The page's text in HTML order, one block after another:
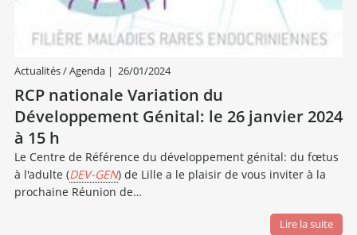
Actualités / Agenda| 26/01/2024
RCP nationale Variation du
Développement Génital: le 26 janvier 2024
à 15 h
Le Centre de Référence du développement génital: du fœtus
à l'adulte (DEV-GEN) de Lille a le plaisir de vous inviter à la
prochaine Réunion de…
Lire la suite